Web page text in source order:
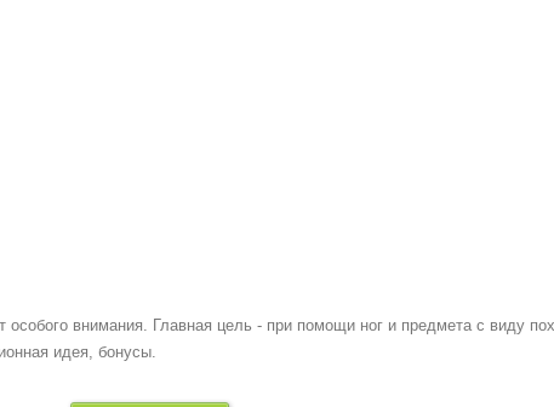
особого внимания. Главная цель - при помощи ног и предмета с виду
идея, бонусы.